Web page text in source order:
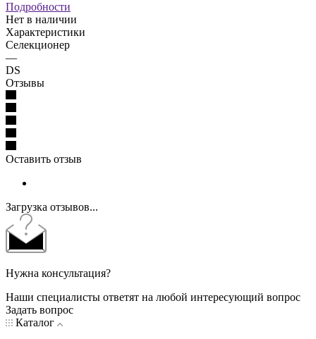
Подробности
Нет в наличии
Характеристики
Селекционер
—
DS
Отзывы
Оставить отзыв
Загрузка отзывов...
Нужна консультация?
Наши специалисты ответят на любой интересующий вопрос
Задать вопрос
Каталог